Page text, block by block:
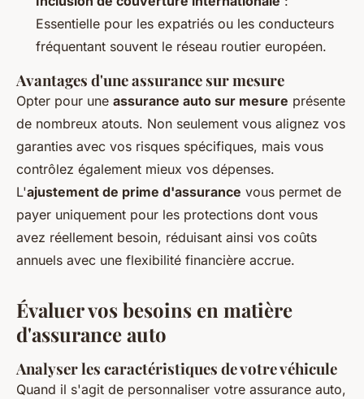
Essentielle pour les expatriés ou les conducteurs
fréquentant souvent le réseau routier européen.
Avantages d'une assurance sur mesure
Opter pour une assurance auto sur mesure présente
de nombreux atouts. Non seulement vous alignez vos
garanties avec vos risques spécifiques, mais vous
contrôlez également mieux vos dépenses.
L'ajustement de prime d'assurance vous permet de
payer uniquement pour les protections dont vous
avez réellement besoin, réduisant ainsi vos coûts
annuels avec une flexibilité financière accrue.
Évaluer vos besoins en matière
d'assurance auto
Analyser les caractéristiques de votre véhicule
Quand il s'agit de personnaliser votre assurance auto,